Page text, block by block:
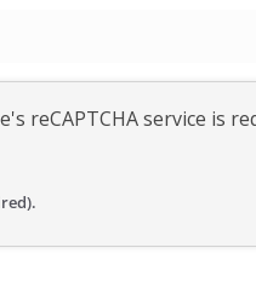
reCAPTCHA service is